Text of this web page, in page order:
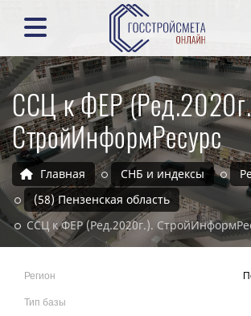
ССЦ к ФЕР
СтройИнформРесурс
Главная СНБ и индексы
(58) Пензенская область
ССЦ к ФЕР (Ред.2020г.).
Регион
Тип базы